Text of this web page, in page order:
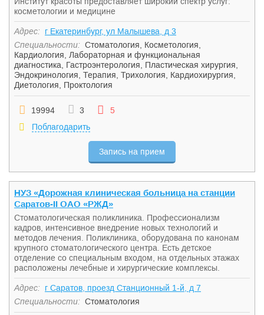
косметологии и медицине
Адрес:
г Екатеринбург, ул Малышева, д 3
Специальности: Стоматология Косметология
Кардиология
Лабораторная и функциональная
диагностика
Гастроэнтерология Пластическая хирургия
Эндокринология Терапия Трихология Кардиохирургия
Диетология
Проктология
19994 3
5
Поблагодарить
Запись на прием
НУЗ «Дорожная клиническая больница на станции
Саратов-II ОАО «РЖД»
Cтоматологическая поликлиника. Профессионализм
кадров, интенсивное внедрение новых технологий и
методов лечения. Поликлиника, оборудована по канонам
крупного стоматологического центра. Есть детское
отделение со специальным входом, на отдельных этажах
расположены лечебные и хирургические комплексы.
Адрес:
г Саратов, проезд Станционный 1-й, д 7
Специальности: Стоматология